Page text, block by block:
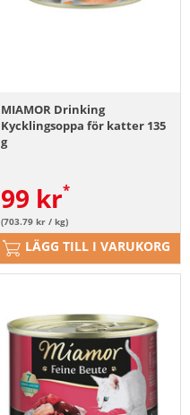
MIAMOR Drinking
Kycklingsoppa för katter 135
g
99 kr
(703.79 kr / kg)
LÄGG TILL I VARUKORG